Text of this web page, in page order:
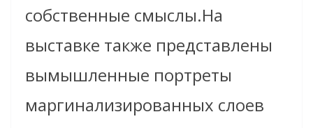
собственные смыслы.На
выставке также представлены
вымышленные портреты
маргинализированных слоев